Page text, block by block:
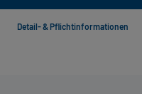
Detail- & Pflichtinformationen